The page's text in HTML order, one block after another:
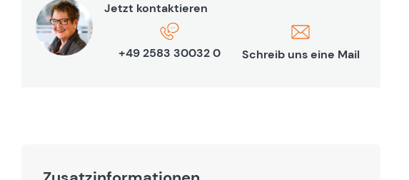
Jetzt kontaktieren
+49 2583 30032 0 Schreib uns eine Mail